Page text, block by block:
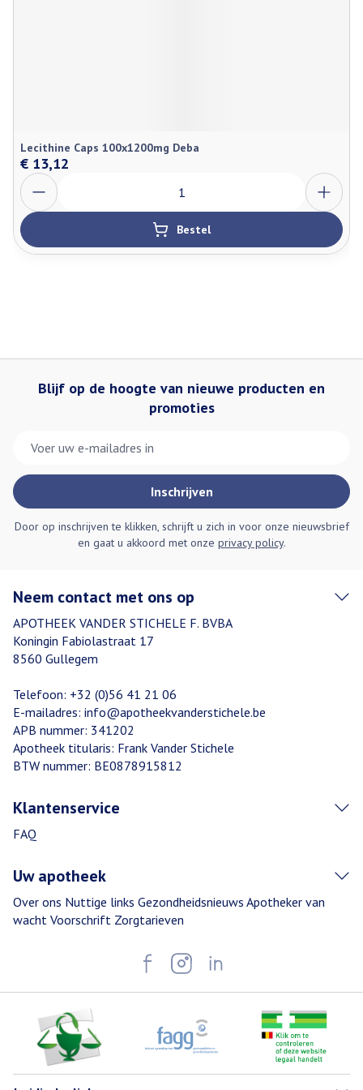
Lecithine Caps 100x1200mg Deba
€ 13,12
Aantal
Bestel
Blijf op de hoogte van nieuwe producten en
promoties
Inschrijven
Door op inschrijven te klikken, schrijft u zich in voor onze nieuwsbrief
en gaat u akkoord met onze privacy policy.
Neem contact met ons op
APOTHEEK VANDER STICHELE F. BVBA
Koningin Fabiolastraat 17
8560 Gullegem
Telefoon: +32 (0)56 41 21 06
E-mailadres: info@apotheekvanderstichele.be
APB nummer: 341202
Apotheek titularis: Frank Vander Stichele
BTW nummer: BE0878915812
Klantenservice
FAQ
Uw apotheek
Over ons Nuttige links Gezondheidsnieuws Apotheker van
wacht Voorschrift Zorgtarieven